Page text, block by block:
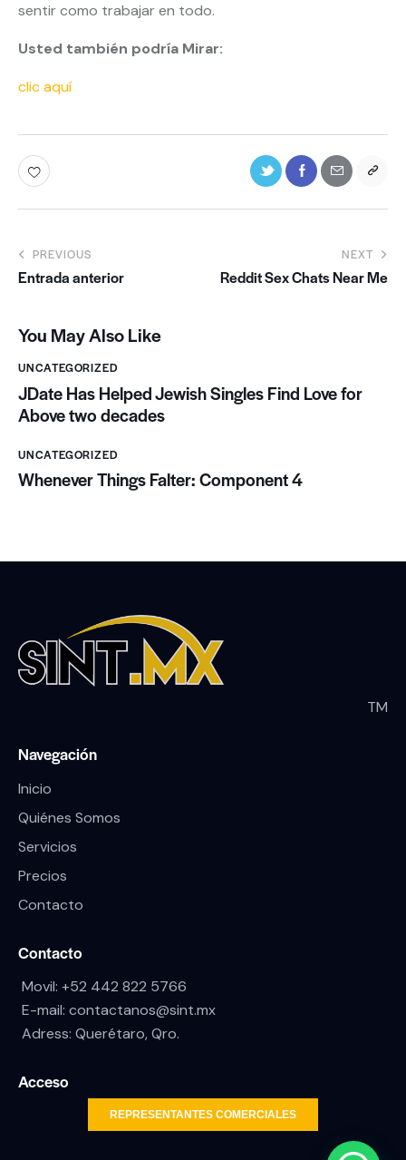
sentir como trabajar en todo.
Usted también podría Mirar:
clic aquí
PREVIOUS
Entrada anterior
NEXT
Reddit Sex Chats Near Me
You May Also Like
UNCATEGORIZED
JDate Has Helped Jewish Singles Find Love for
Above two decades
UNCATEGORIZED
Whenever Things Falter: Component 4
TM
Navegación
Inicio
Quiénes Somos
Servicios
Precios
Contacto
Contacto
Movil: +52 442 822 5766
E-mail: contactanos@sint.mx
Adress: Querétaro, Qro.
Acceso
REPRESENTANTES COMERCIALES